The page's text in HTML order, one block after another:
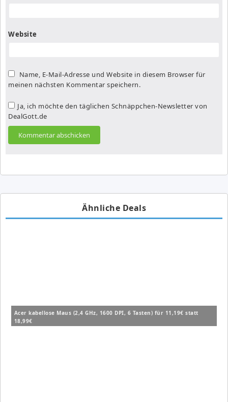
Website
Name, E-Mail-Adresse und Website in diesem Browser für
meinen nächsten Kommentar speichern.
Ja, ich möchte den täglichen Schnäppchen-Newsletter von
DealGott.de
Ähnliche Deals
Acer kabellose Maus (2,4 GHz, 1600 DPI, 6 Tasten) für 11,19€ statt
18,99€